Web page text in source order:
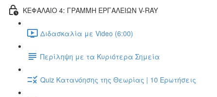
ΚΕΦΑΛΑΙΟ 4: ΓΡΑΜΜΗ ΕΡΓΑΛΕΙΩΝ V-RAY
Διδασκαλία με Video (6:00)
Περίληψη με τα Κυριότερα Σημεία
Quiz Κατανόησης της Θεωρίας | 10 Ερωτήσεις